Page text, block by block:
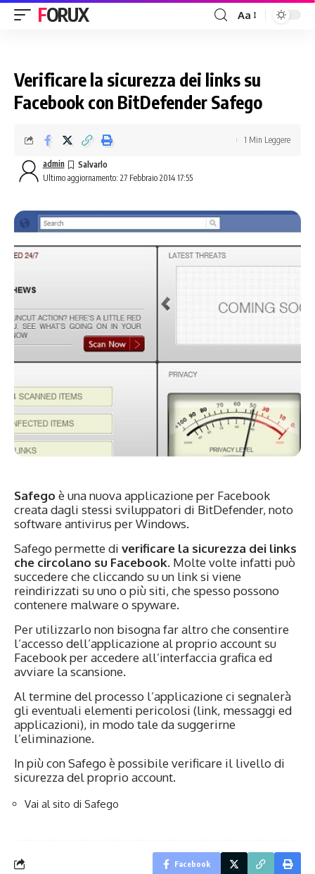
FORUX Aa
Verificare la sicurezza dei links su
Facebook con BitDefender Safego
Ultimo aggiornamento: 27 Febbraio 2014 17:55
admin
1 Min Leggere
Safego è una nuova applicazione per Facebook
creata dagli stessi sviluppatori di BitDefender, noto
software antivirus per Windows.
Safego permette di verificare la sicurezza dei links
che circolano su Facebook. Molte volte infatti può
succedere che cliccando su un link si viene
reindirizzati su uno o più siti, che spesso possono
contenere malware o spyware.
Per utilizzarlo non bisogna far altro che consentire
l’accesso dell’applicazione al proprio account su
Facebook per accedere all’interfaccia grafica ed
avviare la scansione.
Al termine del processo l’applicazione ci segnalerà
gli eventuali elementi pericolosi (link, messaggi ed
applicazioni), in modo tale da suggerirne
l’eliminazione.
In più con Safego è possibile verificare il livello di
sicurezza del proprio account.
Vai al sito di Safego
Facebook